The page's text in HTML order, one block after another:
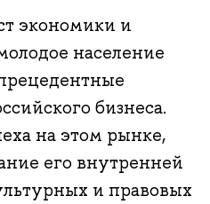
экономики и
население
бизнеса.
на этом рынке,
его внутренней
и правовых